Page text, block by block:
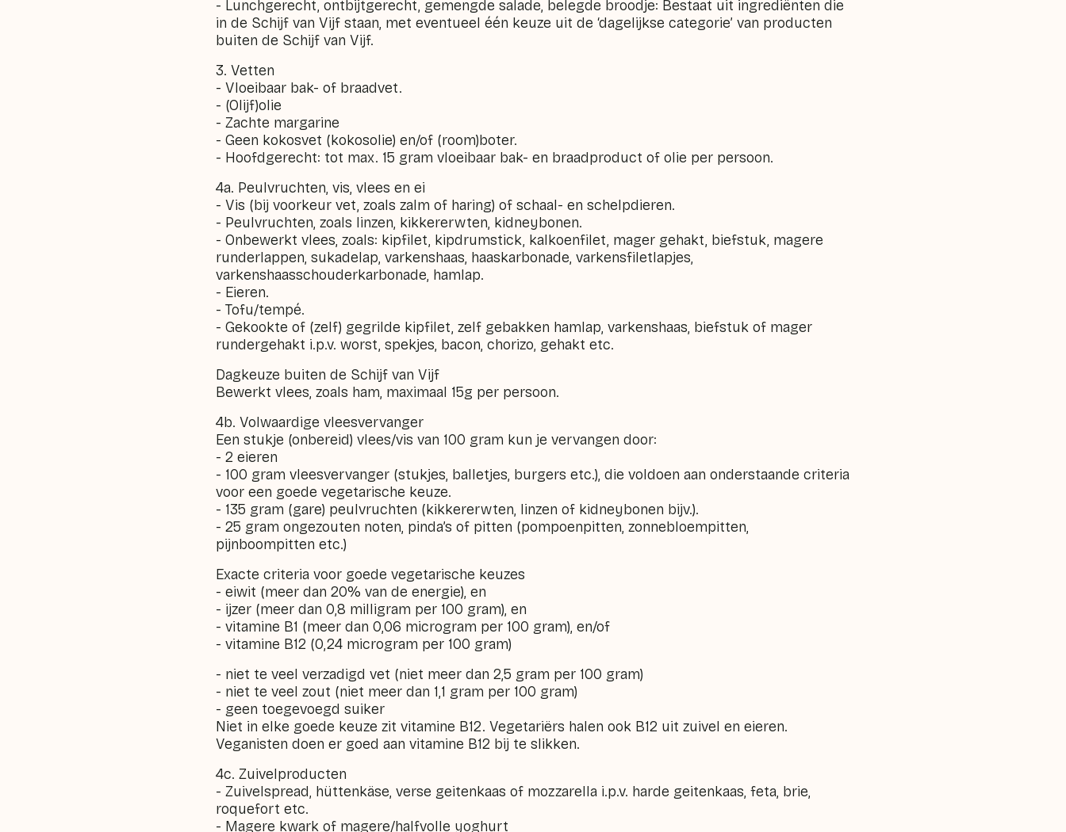
- Lunchgerecht, ontbijtgerecht, gemengde salade, belegde broodje: Bestaat uit ingrediënten die
in de Schijf van Vijf staan, met eventueel één keuze uit de ‘dagelijkse categorie’ van producten
buiten de Schijf van Vijf.
3. Vetten
- Vloeibaar bak- of braadvet.
- (Olijf)olie
- Zachte margarine
- Geen kokosvet (kokosolie) en/of (room)boter.
- Hoofdgerecht: tot max. 15 gram vloeibaar bak- en braadproduct of olie per persoon.
4a. Peulvruchten, vis, vlees en ei
- Vis (bij voorkeur vet, zoals zalm of haring) of schaal- en schelpdieren.
- Peulvruchten, zoals linzen, kikkererwten, kidneybonen.
- Onbewerkt vlees, zoals: kipfilet, kipdrumstick, kalkoenfilet, mager gehakt, biefstuk, magere
runderlappen, sukadelap, varkenshaas, haaskarbonade, varkensfiletlapjes,
varkenshaasschouderkarbonade, hamlap.
- Eieren.
- Tofu/tempé.
- Gekookte of (zelf) gegrilde kipfilet, zelf gebakken hamlap, varkenshaas, biefstuk of mager
rundergehakt i.p.v. worst, spekjes, bacon, chorizo, gehakt etc.
Dagkeuze buiten de Schijf van Vijf
Bewerkt vlees, zoals ham, maximaal 15g per persoon.
4b. Volwaardige vleesvervanger
Een stukje (onbereid) vlees/vis van 100 gram kun je vervangen door:
- 2 eieren
- 100 gram vleesvervanger (stukjes, balletjes, burgers etc.), die voldoen aan onderstaande criteria
voor een goede vegetarische keuze.
- 135 gram (gare) peulvruchten (kikkererwten, linzen of kidneybonen bijv.).
- 25 gram ongezouten noten, pinda’s of pitten (pompoenpitten, zonnebloempitten,
pijnboompitten etc.)
Exacte criteria voor goede vegetarische keuzes
- eiwit (meer dan 20% van de energie), en
- ijzer (meer dan 0,8 milligram per 100 gram), en
- vitamine B1 (meer dan 0,06 microgram per 100 gram), en/of
- vitamine B12 (0,24 microgram per 100 gram)
- niet te veel verzadigd vet (niet meer dan 2,5 gram per 100 gram)
- niet te veel zout (niet meer dan 1,1 gram per 100 gram)
- geen toegevoegd suiker
Niet in elke goede keuze zit vitamine B12. Vegetariërs halen ook B12 uit zuivel en eieren.
Veganisten doen er goed aan vitamine B12 bij te slikken.
4c. Zuivelproducten
- Zuivelspread, hüttenkäse, verse geitenkaas of mozzarella i.p.v. harde geitenkaas, feta, brie,
roquefort etc.
- Magere kwark of magere/halfvolle yoghurt